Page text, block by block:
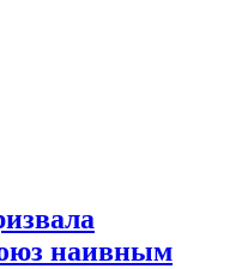
наивным